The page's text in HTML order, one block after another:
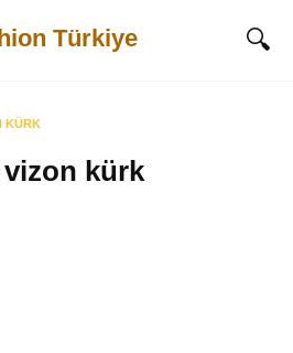
Türkiye
KÜRK
vizon kürk